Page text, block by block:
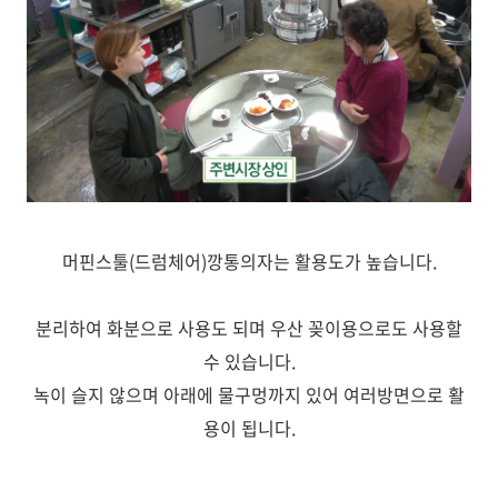
머핀스툴(드럼체어)깡통의자는 활용도가 높습니다.
분리하여 화분으로 사용도 되며 우산 꽂이용으로도 사용할
수 있습니다.
녹이 슬지 않으며 아래에 물구멍까지 있어 여러방면으로 활
용이 됩니다.